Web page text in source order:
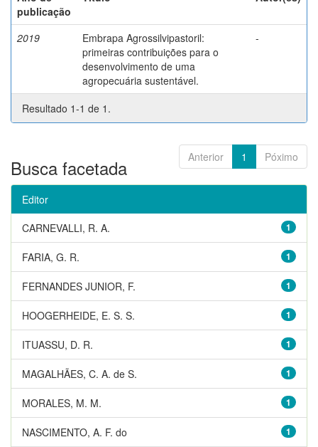
publicação
2019
Embrapa Agrossilvipastoril:
primeiras contribuições para o
desenvolvimento de uma
agropecuária sustentável.
-
Resultado 1-1 de 1.
Anterior 1 Póximo
Busca facetada
Editor
1
CARNEVALLI, R. A.
1
FARIA, G. R.
1
FERNANDES JUNIOR, F.
1
HOOGERHEIDE, E. S. S.
1
ITUASSU, D. R.
1
MAGALHÃES, C. A. de S.
1
MORALES, M. M.
1
NASCIMENTO, A. F. do